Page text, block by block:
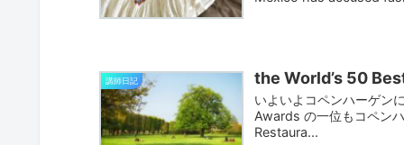
講師日記 the World’s 50
いよいよコペンハーゲン
Awards の一位もコペン
Restaura...